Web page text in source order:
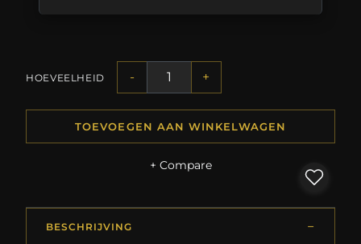
HOEVEELHEID - +
TOEVOEGEN AAN WINKELWAGEN
+ Compare
BESCHRIJVING